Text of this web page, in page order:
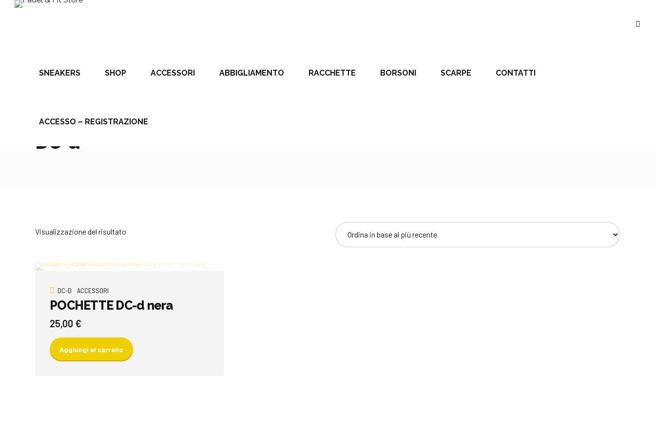
SNEAKERS SHOP ACCESSORI ABBIGLIAMENTO RACCHETTE BORSONI SCARPE CONTATTI
ACCESSO – REGISTRAZIONE
HOME CATEGORY
DC-d
Visualizzazione del risultato
DC-D ACCESSORI
POCHETTE DC-d nera
25,00 €
Aggiungi al carrello